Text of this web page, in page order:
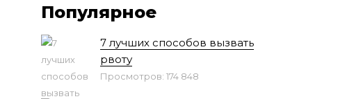
Популярное
7 лучших способов вызвать
рвоту
Просмотров: 174 848